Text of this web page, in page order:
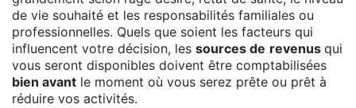
de vie souhaité et les responsabilités familiales ou
professionnelles. Quels que soient les facteurs qui
influencent votre décision, les sources de revenus qui
vous seront disponibles doivent être comptabilisées
bien avant le moment où vous serez prête ou prêt à
réduire vos activités.